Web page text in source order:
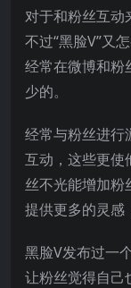
对于和粉丝互动
不过“黑脸V”又
经常在微博和粉
少的。
经常与粉丝进行
互动，这些更使
丝不光能增加粉
提供更多的灵感
黑脸V发布过一
让粉丝觉得自己